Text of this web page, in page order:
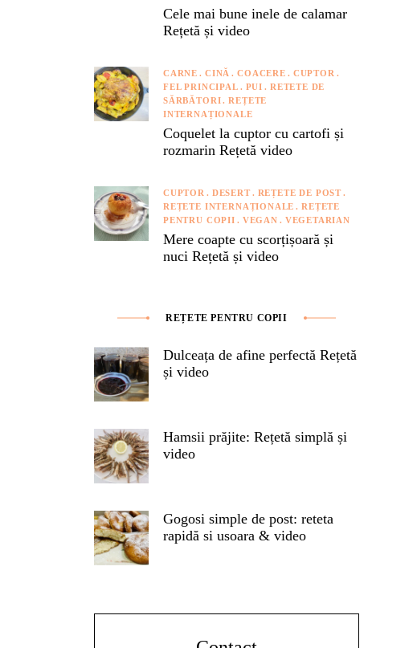
Cele mai bune inele de calamar
Rețetă și video
CARNE CINĂ COACERE
CUPTOR
FEL PRINCIPAL
PUI
RETETE DE
SĂRBĂTORI
REȚETE
INTERNAȚIONALE
Coquelet la cuptor cu cartofi și
rozmarin Rețetă video
CUPTOR DESERT
REȚETE DE POST
REȚETE INTERNAȚIONALE
REȚETE
PENTRU COPII
VEGAN VEGETARIAN
Mere coapte cu scorțișoară și
nuci Rețetă și video
REȚETE PENTRU COPII
Dulceața de afine perfectă Rețetă
și video
Hamsii prăjite: Rețetă simplă și
video
Gogosi simple de post: reteta
rapidă si usoara & video